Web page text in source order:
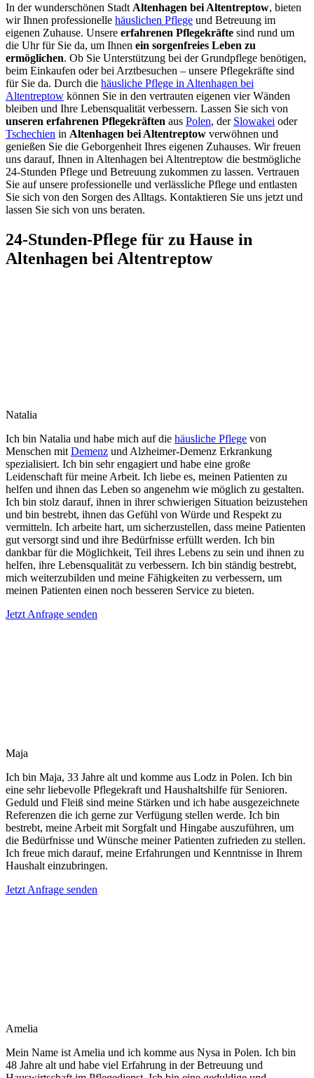
In der wunderschönen Stadt Altenhagen bei Altentreptow, bieten
wir Ihnen professionelle häuslichen Pflege und Betreuung im
eigenen Zuhause. Unsere erfahrenen Pflegekräfte sind rund um
die Uhr für Sie da, um Ihnen ein sorgenfreies Leben zu
ermöglichen. Ob Sie Unterstützung bei der Grundpflege benötigen,
beim Einkaufen oder bei Arztbesuchen – unsere Pflegekräfte sind
für Sie da. Durch die häusliche Pflege in Altenhagen bei
Altentreptow können Sie in den vertrauten eigenen vier Wänden
bleiben und Ihre Lebensqualität verbessern. Lassen Sie sich von
unseren erfahrenen Pflegekräften aus Polen, der Slowakei oder
Tschechien in Altenhagen bei Altentreptow verwöhnen und
genießen Sie die Geborgenheit Ihres eigenen Zuhauses. Wir freuen
uns darauf, Ihnen in Altenhagen bei Altentreptow die bestmögliche
24-Stunden Pflege und Betreuung zukommen zu lassen. Vertrauen
Sie auf unsere professionelle und verlässliche Pflege und entlasten
Sie sich von den Sorgen des Alltags. Kontaktieren Sie uns jetzt und
lassen Sie sich von uns beraten.
24-Stunden-Pflege für zu Hause in
Altenhagen bei Altentreptow
Natalia
Ich bin Natalia und habe mich auf die häusliche Pflege von
Menschen mit Demenz und Alzheimer-Demenz Erkrankung
spezialisiert. Ich bin sehr engagiert und habe eine große
Leidenschaft für meine Arbeit. Ich liebe es, meinen Patienten zu
helfen und ihnen das Leben so angenehm wie möglich zu gestalten.
Ich bin stolz darauf, ihnen in ihrer schwierigen Situation beizustehen
und bin bestrebt, ihnen das Gefühl von Würde und Respekt zu
vermitteln. Ich arbeite hart, um sicherzustellen, dass meine Patienten
gut versorgt sind und ihre Bedürfnisse erfüllt werden. Ich bin
dankbar für die Möglichkeit, Teil ihres Lebens zu sein und ihnen zu
helfen, ihre Lebensqualität zu verbessern. Ich bin ständig bestrebt,
mich weiterzubilden und meine Fähigkeiten zu verbessern, um
meinen Patienten einen noch besseren Service zu bieten.
Jetzt Anfrage senden
Maja
Ich bin Maja, 33 Jahre alt und komme aus Lodz in Polen. Ich bin
eine sehr liebevolle Pflegekraft und Haushaltshilfe für Senioren.
Geduld und Fleiß sind meine Stärken und ich habe ausgezeichnete
Referenzen die ich gerne zur Verfügung stellen werde. Ich bin
bestrebt, meine Arbeit mit Sorgfalt und Hingabe auszuführen, um
die Bedürfnisse und Wünsche meiner Patienten zufrieden zu stellen.
Ich freue mich darauf, meine Erfahrungen und Kenntnisse in Ihrem
Haushalt einzubringen.
Jetzt Anfrage senden
Amelia
Mein Name ist Amelia und ich komme aus Nysa in Polen. Ich bin
48 Jahre alt und habe viel Erfahrung in der Betreuung und